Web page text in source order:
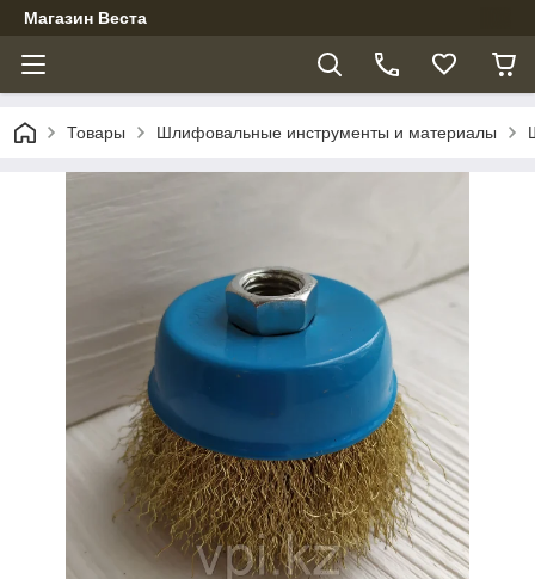
Магазин Веста
Товары Шлифовальные инструменты и материалы